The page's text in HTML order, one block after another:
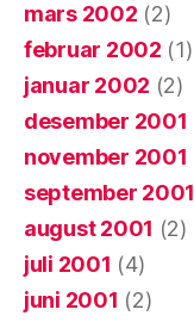
mars 2002 (2)
februar 2002 (1)
januar 2002 (2)
desember 2001
november 2001
september 2001
august 2001 (2)
juli 2001 (4)
juni 2001 (2)